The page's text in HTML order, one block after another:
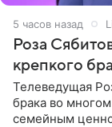
5 часов назад
Роза
крепкого
Телеведущая
брака во
семейным